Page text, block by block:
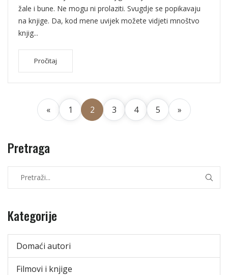
žale i bune. Ne mogu ni prolaziti. Svugdje se popikavaju
na knjige. Da, kod mene uvijek možete vidjeti mnoštvo
knjig...
Pročitaj
« 1 2 3 4 5 »
Pretraga
Kategorije
Domaći autori
Filmovi i knjige